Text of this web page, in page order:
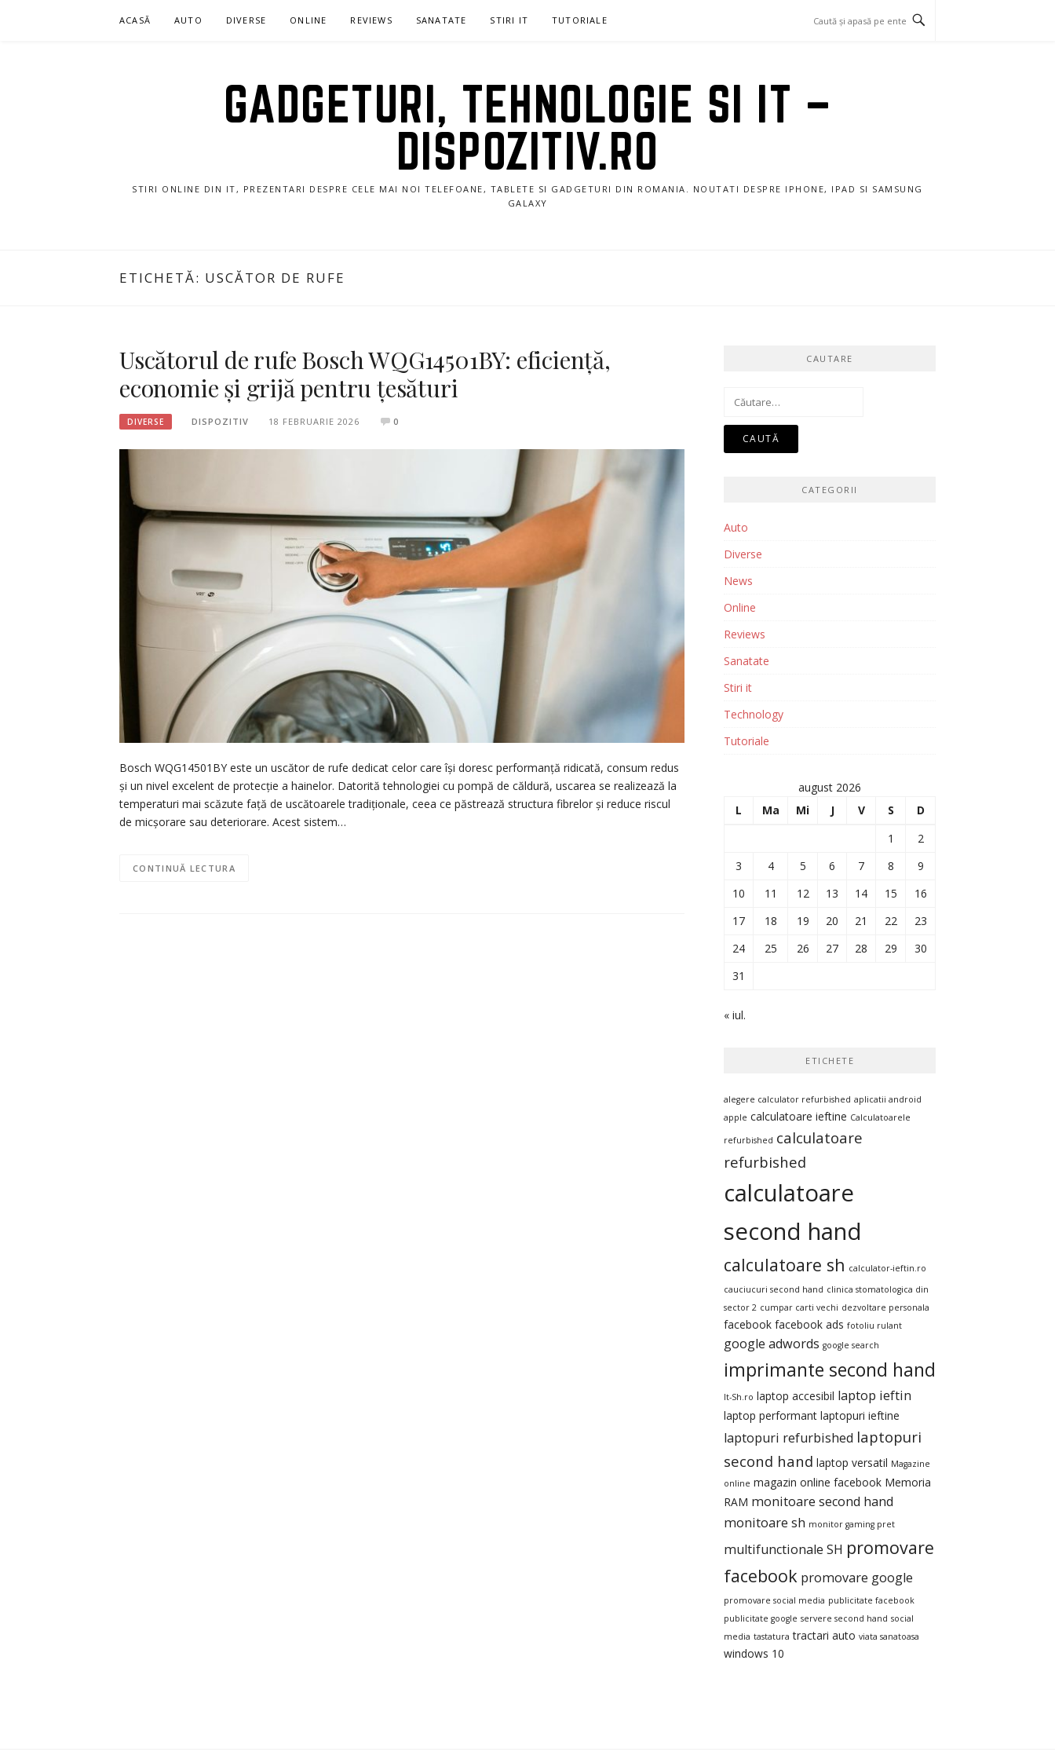
ACASĂ AUTO DIVERSE ONLINE REVIEWS SANATATE STIRI IT TUTORIALE
GADGETURI, TEHNOLOGIE SI IT –
DISPOZITIV.RO
STIRI ONLINE DIN IT, PREZENTARI DESPRE CELE MAI NOI TELEFOANE, TABLETE SI GADGETURI DIN ROMANIA. NOUTATI DESPRE IPHONE, IPAD SI SAMSUNG
GALAXY
ETICHETĂ: USCĂTOR DE RUFE
Uscătorul de rufe Bosch WQG14501BY: eficiență,
economie și grijă pentru țesături
DIVERSE DISPOZITIV 18 FEBRUARIE 2026 0
Bosch WQG14501BY este un uscător de rufe dedicat celor care își doresc performanță ridicată, consum redus
și un nivel excelent de protecție a hainelor. Datorită tehnologiei cu pompă de căldură, uscarea se realizează la
temperaturi mai scăzute față de uscătoarele tradiționale, ceea ce păstrează structura fibrelor și reduce riscul
de micșorare sau deteriorare. Acest sistem…
CONTINUĂ LECTURA
CAUTARE
Caută
CATEGORII
Auto
Diverse
News
Online
Reviews
Sanatate
Stiri it
Technology
Tutoriale
august 2026
L
Ma Mi J V S
D
1
2
3
4 5 6 7 8
9
10
11 12 13 14 15
16
17
18 19 20 21 22
23
24
25 26 27 28 29
30
31
« iul.
ETICHETE
alegere calculator refurbished aplicatii android
apple calculatoare ieftine Calculatoarele
refurbished calculatoare
refurbished
calculatoare
second hand
calculatoare sh calculator-ieftin.ro
cauciucuri second hand clinica stomatologica din
sector 2 cumpar carti vechi dezvoltare personala
facebook facebook ads fotoliu rulant
google adwords google search
imprimante second hand
It-Sh.ro laptop accesibil laptop ieftin
laptop performant laptopuri ieftine
laptopuri refurbished laptopuri
second hand laptop versatil Magazine
online magazin online facebook Memoria
RAM monitoare second hand
monitoare sh monitor gaming pret
multifunctionale SH promovare
facebook promovare google
promovare social media publicitate facebook
publicitate google servere second hand social
media tastatura tractari auto viata sanatoasa
windows 10